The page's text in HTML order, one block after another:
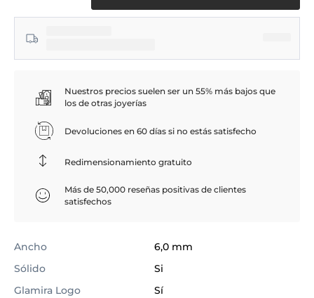
Nuestros precios suelen ser un 55% más bajos que
los de otras joyerías
Devoluciones en 60 días si no estás satisfecho
Redimensionamiento gratuito
Más de 50,000 reseñas positivas de clientes
satisfechos
Ancho
6,0 mm
Sólido
Si
Glamira Logo
Sí